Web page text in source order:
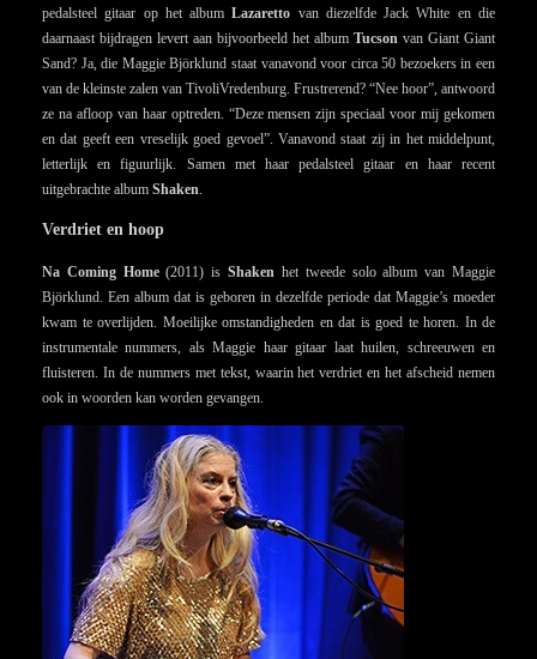
pedalsteel gitaar op het albumLazaretto van diezelfde Jack White en die
daarnaast bijdragen levert aan bijvoorbeeld het album Tucson van Giant Giant
Sand? Ja, die Maggie Björklund staat vanavond voor circa 50 bezoekers in een
van de kleinste zalen van TivoliVredenburg. Frustrerend? “Nee hoor”, antwoord
ze na afloop van haar optreden. “Deze mensen zijn speciaal voor mij gekomen
en dat geeft een vreselijk goed gevoel”. Vanavond staat zij in het middelpunt,
letterlijk en figuurlijk. Samen met haar pedalsteel gitaar en haar recent
uitgebrachte album Shaken.
Verdriet en hoop
Na Coming Home(2011) is Shaken het tweede solo album van Maggie
Björklund. Een album dat is geboren in dezelfde periode dat Maggie’s moeder
kwam te overlijden. Moeilijke omstandigheden en dat is goed te horen. In de
instrumentale nummers, als Maggie haar gitaar laat huilen, schreeuwen en
fluisteren. In de nummers met tekst, waarin het verdriet en het afscheid nemen
ook in woorden kan worden gevangen.